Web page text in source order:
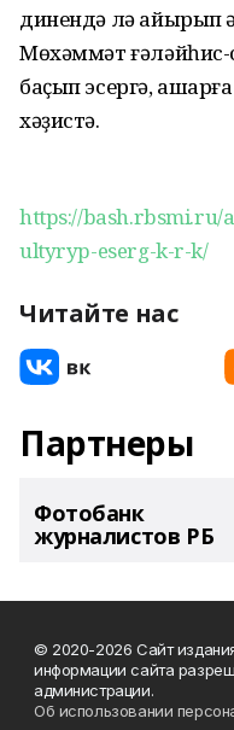
динендә лә айырып
Мөхәммәт ғәләйһис-
баҫып эсергә,
хәҙистә.
https://bash.rbsmi.ru/
ultyryp-eserg-k-r-k/
Читайте нас
Партнеры
Фотобанк
журналистов РБ
© 2020-2026 Сайт
информации сайта
администрации.
Об использовании